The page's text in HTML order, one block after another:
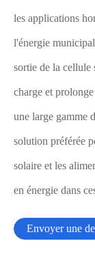
les applications
l'énergie
sortie de la cellule
charge et
une large gamme
solution préférée
solaire et les
en énergie dans
Envoyer une